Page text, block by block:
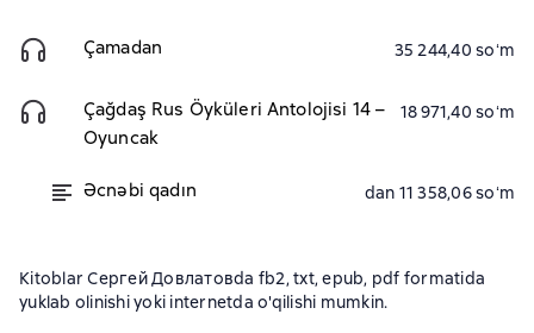
Çamadan 35 244,40 soʻm
Çağdaş Rus Öyküleri Antolojisi 14 –
Oyuncak
18 971,40 soʻm
Əcnəbi qadın dan 11 358,06 soʻm
Kitoblar Сергей Довлатовda fb2, txt, epub, pdf formatida
yuklab olinishi yoki internetda o'qilishi mumkin.